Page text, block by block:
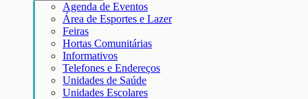
Agenda de Eventos
Área de Esportes e Lazer
Feiras
Hortas Comunitárias
Informativos
Telefones e Endereços
Unidades de Saúde
Unidades Escolares